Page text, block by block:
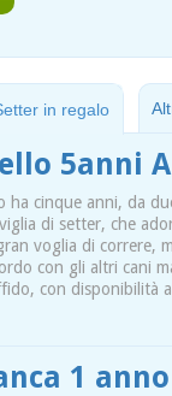
in regalo
5anni
ha cinque anni, da
di setter, che
voglia di correre,
con gli altri cani
con disponibilità a
1